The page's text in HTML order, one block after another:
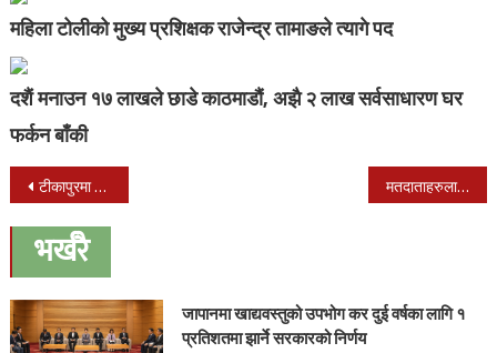
महिला टोलीको मुख्य प्रशिक्षक राजेन्द्र तामाङले त्यागे पद
दशैं मनाउन १७ लाखले छाडे काठमाडौं, अझै २ लाख सर्वसाधारण घर
फर्कन बाँकी
Post
navigation
टीकापुरमा ककस कार्यक्रम सम्पन्न मतदाताहरुलाई विचलित र आतंकित नहुन गगन थापाको आग्रह ( भिडीयो सहित)
भर्खरै
जापानमा खाद्यवस्तुको उपभोग कर दुई वर्षका लागि १
प्रतिशतमा झार्ने सरकारको निर्णय